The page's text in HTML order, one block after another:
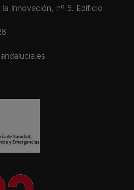
Innovación, nº 5. Edificio